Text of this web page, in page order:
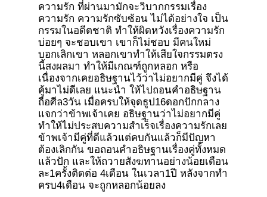
ความรัก ที่ผ่านมามักจะวิบากกรรมเรื่อง
ความรัก ความรักซับซ้อน ไม่ได้อย่างใจ เป็น
กรรมในอดีตชาติ ทำให้ผิดหวังเรื่องความรัก
บ่อยๆ จะชอบเขา เขาก็ไม่ชอบ มีคนใหม่
บอกเลิกเขา หลอกเขาทำให้เสียใจกรรมตรง
นี้สงผลมา ทำให้มีเกณฑ์ถูกหลอก หรือ
เนื่องจากเคยอธิษฐานไว้ว่าไม่อยากมีคู่ จึงได้
คู้มาไม่ดีเลย แนะนำ ให้ไปถอนคำอธิษฐาน
ถือศีล3วัน เมื่อครบให้จุดธูป16ดอกปักกลาง
แจกว่าข้าพเจ้าเคย อธิษฐานว่าไม่อยากมีคู่
ทำให้ไม่ประสบความสำเร็จเรื่องความรักเลย
ข้าพเจ้ามีคู่ที่ดีแล้วแต่คบกันแล้วก็มีปัญหา
ต้องเลิกกัน ขอถอนคำอธิษฐานเรื่องคู่ทั้งหมด
แล้วปัก และให้ถวายสังฆทานอย่างน้อยเดือน
ละ1ครั้งติดต่อ 4เดือน ในเวลา1ปี หลังจากทำ
ครบ4เดือน จะถูกหลอกน้อยลง